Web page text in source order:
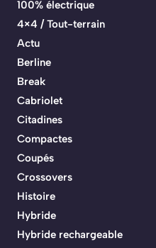
100% électrique
4×4 / Tout-terrain
Actu
Berline
Break
Cabriolet
Citadines
Compactes
Coupés
Crossovers
Histoire
Hybride
Hybride rechargeable